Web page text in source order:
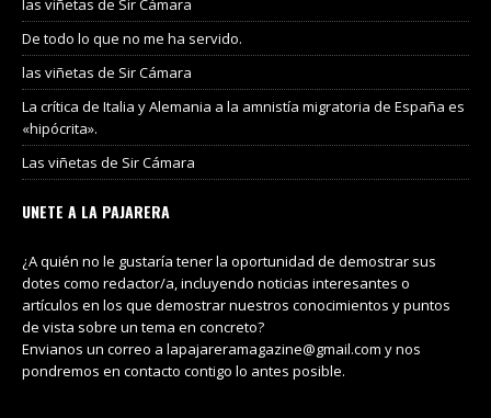
las viñetas de Sir Cámara
De todo lo que no me ha servido.
las viñetas de Sir Cámara
La crítica de Italia y Alemania a la amnistía migratoria de España es
«hipócrita».
Las viñetas de Sir Cámara
UNETE A LA PAJARERA
¿A quién no le gustaría tener la oportunidad de demostrar sus
dotes como redactor/a, incluyendo noticias interesantes o
artículos en los que demostrar nuestros conocimientos y puntos
de vista sobre un tema en concreto?
Envianos un correo a lapajareramagazine@gmail.com y nos
pondremos en contacto contigo lo antes posible.